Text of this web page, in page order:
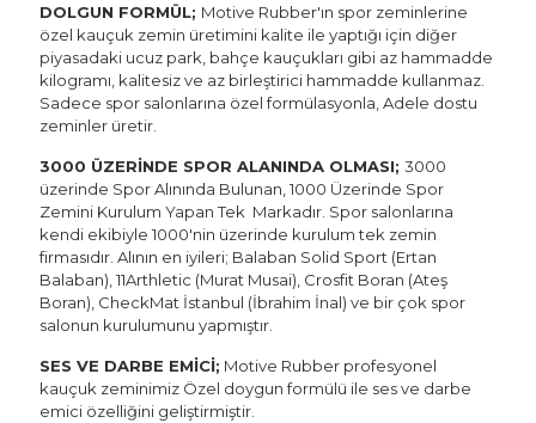
DOLGUN FORMÜL; Motive Rubber'ın spor zeminlerine
özel kauçuk zemin üretimini kalite ile yaptığı için diğer
piyasadaki ucuz park, bahçe kauçukları gibi az hammadde
kilogramı, kalitesiz ve az birleştirici hammadde kullanmaz.
Sadece spor salonlarına özel formülasyonla, Adele dostu
zeminler üretir.
3000 ÜZERİNDE SPOR ALANINDA OLMASI; 3000
üzerinde Spor Alınında Bulunan, 1000 Üzerinde Spor
Zemini Kurulum Yapan Tek Markadır. Spor salonlarına
kendi ekibiyle 1000'nin üzerinde kurulum tek zemin
firmasıdır. Alının en iyileri; Balaban Solid Sport (Ertan
Balaban), 11Arthletic (Murat Musai), Crosfit Boran (Ateş
Boran), CheckMat İstanbul (İbrahim İnal) ve bir çok spor
salonun kurulumunu yapmıştır.
SES VE DARBE EMİCİ; Motive Rubber profesyonel
kauçuk zeminimiz Özel doygun formülü ile ses ve darbe
emici özelliğini geliştirmiştir.